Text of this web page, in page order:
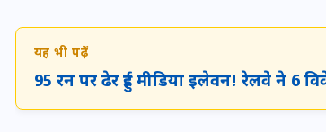
यह भी पढ़ें
95 रन पर ढेर हुई मीडिया इलेवन! रेलवे ने 6